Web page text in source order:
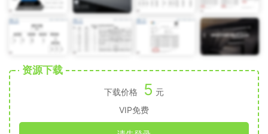
资源下载
下载价格 5 元
VIP免费